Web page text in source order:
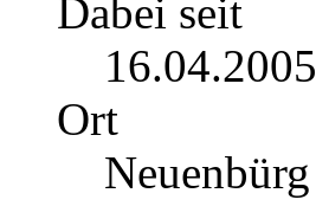
Dabei seit
16.04.2005
Ort
Neuenbürg